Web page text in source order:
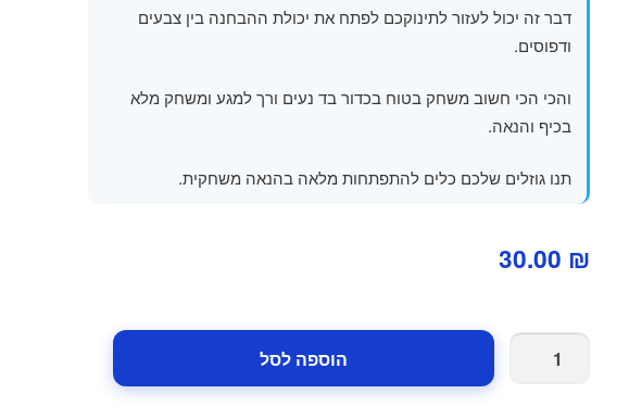
דבר זה יכול לעזור לתינוקכם לפתח את יכולת ההבחנה בין צבעים
ודפוסים.
והכי הכי חשוב משחק בטוח בכדור בד נעים ורך למגע ומשחק מלא
בכיף והנאה.
תנו גוזלים שלכם כלים להתפתחות מלאה בהנאה משחקית.
30.00 ₪
הוספה לסל